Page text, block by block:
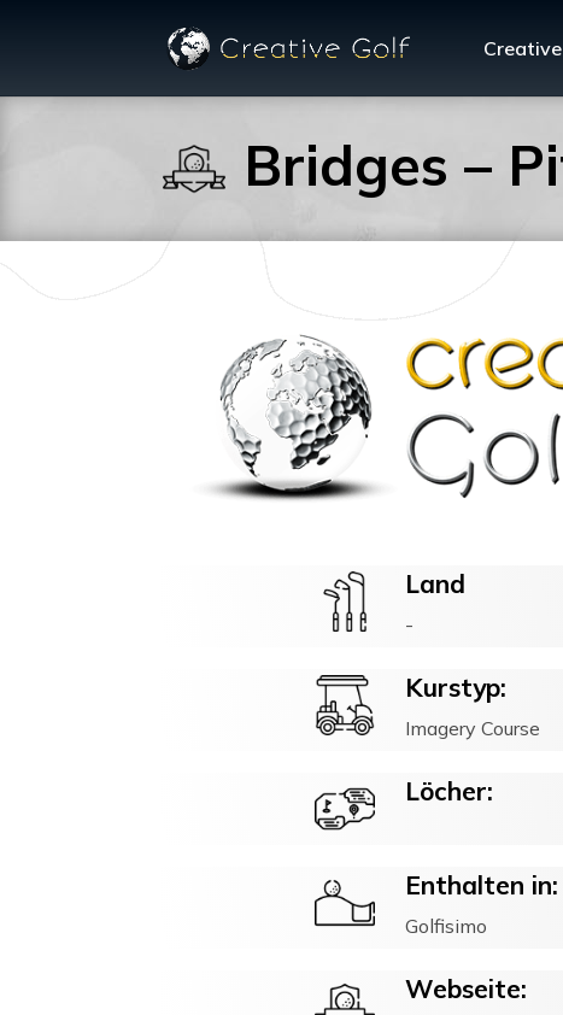
Bridges –
Land
-
Kurstyp:
Imagery Course
Löcher:
Enthalten in:
Golfisimo
Webseite: